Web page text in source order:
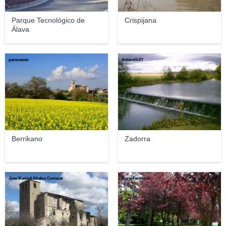
Parque Tecnológico de
Álava
Crispijana
Berrikano
panoramio
Zadorra
AstarothXY
Jose Manuel Abalos Cortazar María Fernando